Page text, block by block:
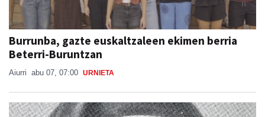
Burrunba, gazte euskaltzaleen ekimen berria
Beterri-Buruntzan
Aiurri abu 07, 07:00 URNIETA